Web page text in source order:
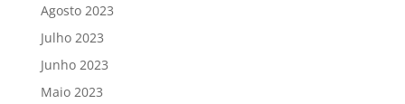
Agosto 2023
Julho 2023
Junho 2023
Maio 2023